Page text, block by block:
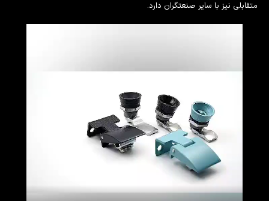
متقابلی نیز با سایر صنعتگران دارد.